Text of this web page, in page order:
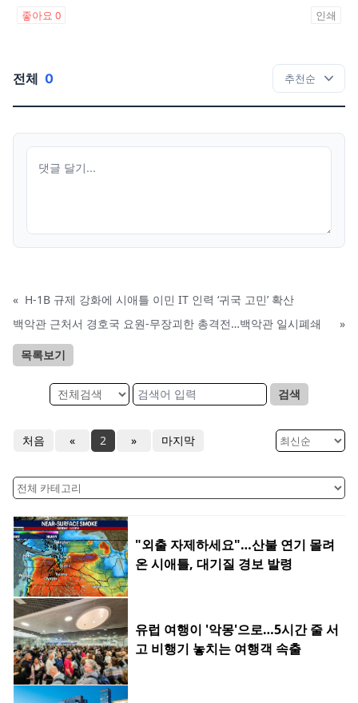
좋아요 0 인쇄
전체 0
« H-1B 규제 강화에 시애틀 이민 IT 인력 ‘귀국 고민’ 확산
백악관 근처서 경호국 요원-무장괴한 총격전…백악관 일시폐쇄
»
목록보기
검색
처음 « 2 » 마지막
"외출 자제하세요"…산불 연기 몰려
온 시애틀, 대기질 경보 발령
유럽 여행이 '악몽'으로…5시간 줄 서
고 비행기 놓치는 여행객 속출